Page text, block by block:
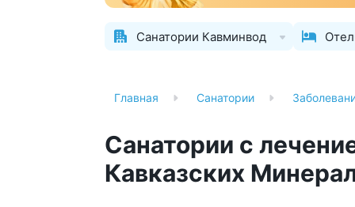
Санатории Кавминвод
Главная Санатории
Санатории с
Кавказских